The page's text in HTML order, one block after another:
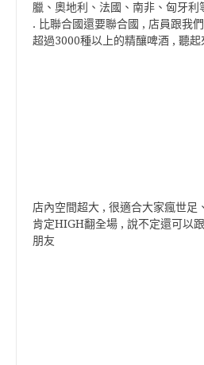
臘、奧地利、法國、南非、匈牙
. 比聯合國還要聯合國 , 店員跟我
超過3000種以上的精釀啤酒 , 聽起
店內空間超大 , 很適合大家瘋世足
肯定HIGH翻全場 , 說不定還可以
朋友